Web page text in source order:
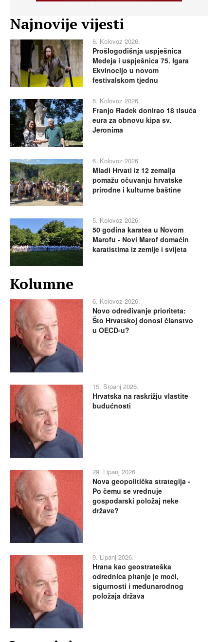
Najnovije vijesti
6. Kolovoz 2026.
Prošlogodišnja uspješnica
Medeja i uspješnica 75. Igara
Ekvinocijo u novom
festivalskom tjednu
6. Kolovoz 2026.
Franjo Radek donirao 18 tisuća
eura za obnovu kipa sv.
Jeronima
6. Kolovoz 2026.
Mladi Hrvati iz 12 zemalja
pomažu očuvanju hrvatske
prirodne i kulturne baštine
5. Kolovoz 2026.
50 godina karatea u Novom
Marofu - Novi Marof domaćin
karatistima iz zemlje i svijeta
Kolumne
6. Kolovoz 2026.
Novo određivanje prioriteta:
Što Hrvatskoj donosi članstvo
u OECD-u?
15. Srpanj 2026.
Hrvatska na raskrižju vlastite
budućnosti
29. Lipanj 2026.
Nova geopolitička strategija -
Po čemu se vrednuje
gospodarski položaj neke
države?
9. Lipanj 2026.
Hrana kao geostrateška
odrednica pitanje je moći,
sigurnosti i međunarodnog
položaja država